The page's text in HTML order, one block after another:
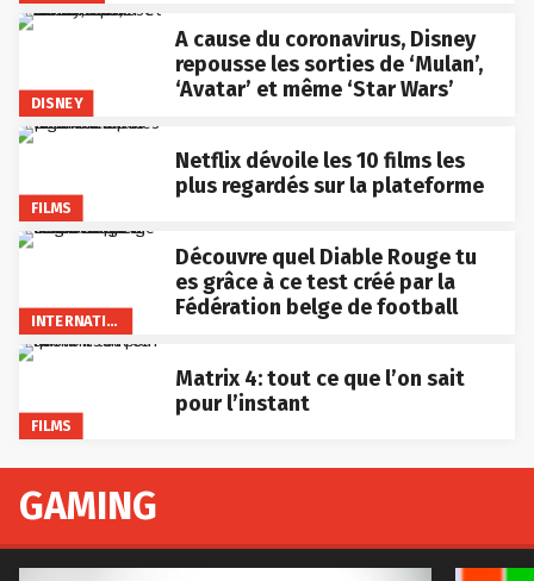
DISNEY
A cause du coronavirus, Disney
repousse les sorties de ‘Mulan’,
‘Avatar’ et même ‘Star Wars’
FILMS
Netflix dévoile les 10 films les
plus regardés sur la plateforme
INTERNATIONAL
Découvre quel Diable Rouge tu
es grâce à ce test créé par la
Fédération belge de football
FILMS
Matrix 4: tout ce que l’on sait
pour l’instant
GAMING